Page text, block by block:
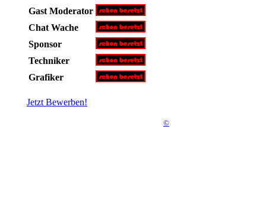
Gast Moderator
Chat Wache
Sponsor
Techniker
Grafiker
Jetzt Bewerben!
©